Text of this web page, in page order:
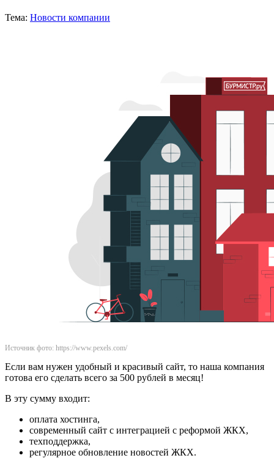
Тема: Новости компании
Источник фото: https://www.pexels.com/
Если вам нужен удобный и красивый сайт, то наша компания
готова его сделать всего за 500 рублей в месяц!
В эту сумму входит:
оплата хостинга,
современный сайт с интеграцией с реформой ЖКХ,
техподдержка,
регулярное обновление новостей ЖКХ.